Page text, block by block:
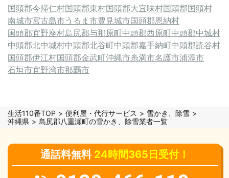
国頭郡今帰仁村国頭郡東村国頭郡大宜味村国頭郡国頭村
南城市宮古島市うるま市豊見城市国頭郡恩納村
国頭郡宜野座村島尻郡与那原町中頭郡西原町中頭郡中城村
中頭郡北中城村中頭郡北谷町中頭郡嘉手納町中頭郡読谷村
国頭郡伊江村国頭郡金武町沖縄市糸満市名護市浦添市
石垣市宜野湾市那覇市
生活110番TOP 便利屋・代行サービス
雪かき、除雪
沖縄県
島尻郡八重瀬町の雪かき、除雪業者一覧
通話料無料 24時間365日受付！